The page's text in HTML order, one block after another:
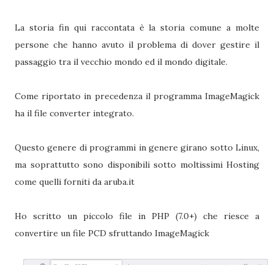
La storia fin qui raccontata è la storia comune a molte
persone che hanno avuto il problema di dover gestire il
passaggio tra il vecchio mondo ed il mondo digitale.
Come riportato in precedenza il programma ImageMagick
ha il file converter integrato.
Questo genere di programmi in genere girano sotto Linux,
ma soprattutto sono disponibili sotto moltissimi Hosting
come quelli forniti da aruba.it
Ho scritto un piccolo file in PHP (7.0+) che riesce a
convertire un file PCD sfruttando ImageMagick